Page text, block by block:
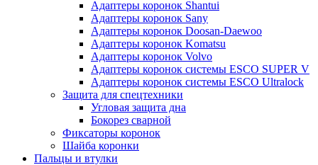
Адаптеры коронок Shantui
Адаптеры коронок Sany
Адаптеры коронок Doosan-Daewoo
Адаптеры коронок Komatsu
Адаптеры коронок Volvo
Адаптеры коронок системы ESCO SUPER V
Адаптеры коронок системы ESCO Ultralock
Защита для спецтехники
Угловая защита дна
Бокорез сварной
Фиксаторы коронок
Шайба коронки
Пальцы и втулки